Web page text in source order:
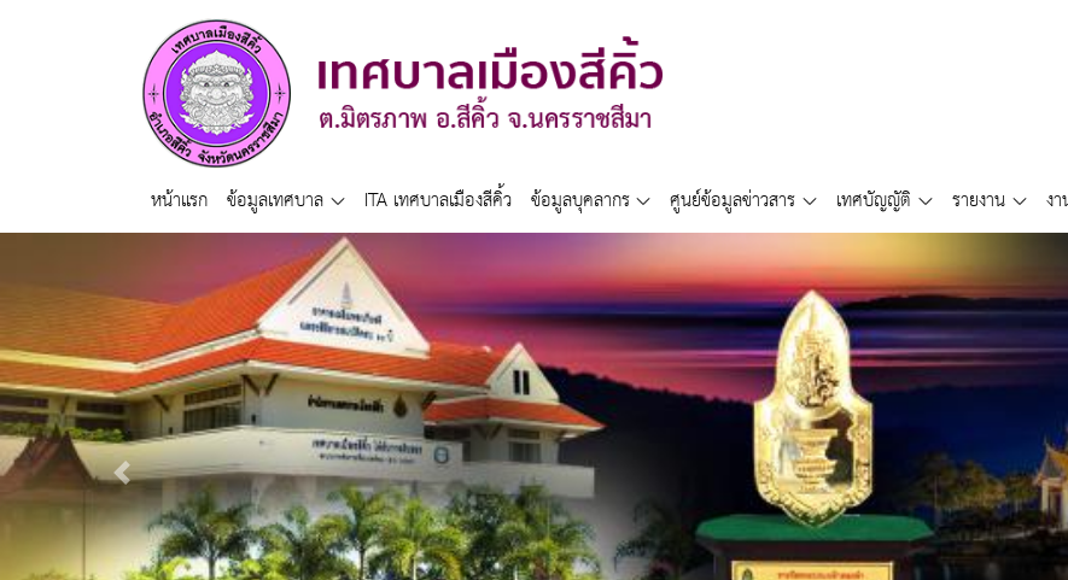
หน้าแรก ข้อมูลเทศบาล ITA เทศบาลเมืองสีคิ้ว ข้อมูลบุคลากร ศูนย์ข้อมูลข่าวสาร เทศบัญญัติ รายงาน ง
Previous